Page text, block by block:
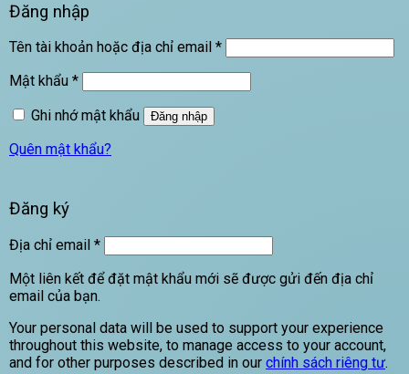
Đăng nhập
Tên tài khoản hoặc địa chỉ email *Bắt
Mật khẩu *Bắt
Ghi nhớ mật khẩu
Đăng nhập
Quên mật khẩu?
Đăng ký
Địa chỉ email *Bắt
buộc
Một liên kết để đặt mật khẩu mới sẽ được gửi đến địa chỉ
email của bạn.
Your personal data will be used to support your experience
throughout this website, to manage access to your account,
and for other purposes described in our chính sách riêng tư.